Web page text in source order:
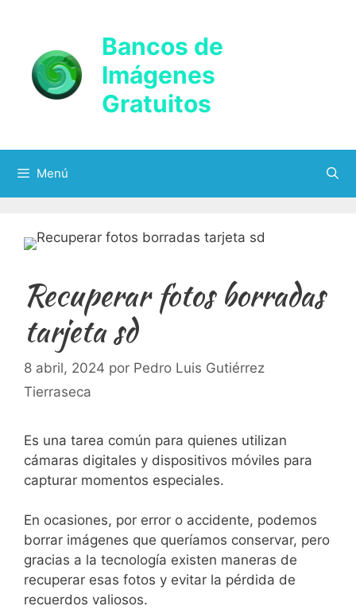
contenido
Bancos de
Imágenes
Gratuitos
Menú
Recuperar fotos borradas
tarjeta sd
8 abril, 2024 por Pedro Luis Gutiérrez
Tierraseca
Es ‌una tarea común para quienes utilizan
cámaras digitales⁤ y dispositivos móviles para
capturar momentos⁢ especiales.
En ​ocasiones, por ‍error o accidente, podemos
borrar imágenes que queríamos conservar, pero⁤
gracias a ‍la tecnología existen maneras de‌
recuperar esas fotos y evitar la pérdida ‍de
recuerdos valiosos.